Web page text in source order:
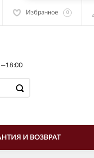
Избранное 0
И ВОЗВРАТ